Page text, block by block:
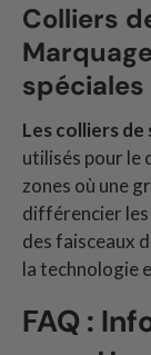
Colliers
spéciales
Les colliers
utilisés pour le
zones où une
différencier
des faisceaux
la technologie
FAQ :